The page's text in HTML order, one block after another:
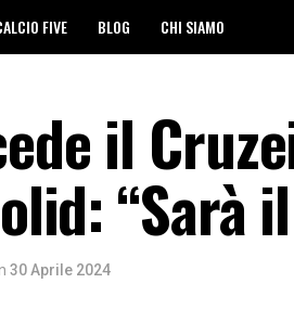
FIVE BLOG CHI SIAMO
il
“Sarà
30 Aprile 2024